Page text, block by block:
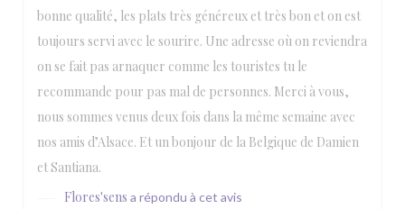
bonne qualité, les plats très généreux et très bon et on est
toujours servi avec le sourire. Une adresse où on reviendra
on se fait pas arnaquer comme les touristes tu le
recommande pour pas mal de personnes. Merci à vous,
nous sommes venus deux fois dans la même semaine avec
nos amis d’Alsace. Et un bonjour de la Belgique de Damien
et Santiana.
Flores'sens a répondu à cet avis